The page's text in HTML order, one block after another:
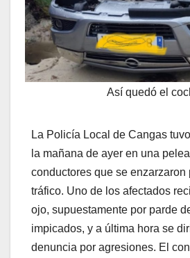
Así quedó el
La Policía Local de Cangas
la mañana de ayer en una
conductores que se enzarzaron
tráfico. Uno de los afectados
ojo, supuestamente por parde
impicados, y a última hora se
denuncia por agresiones. El